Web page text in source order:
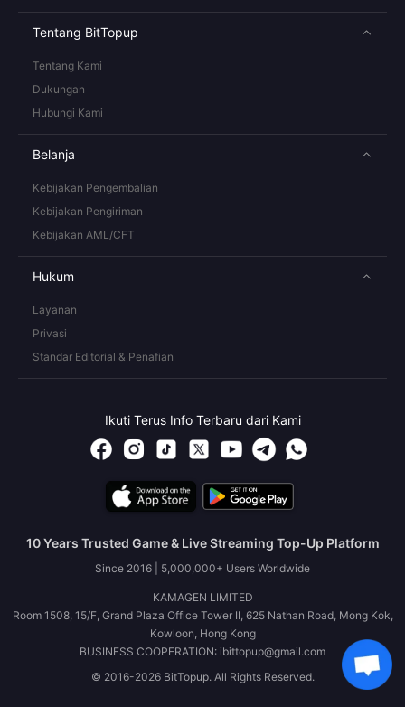
Tentang BitTopup
Tentang Kami
Dukungan
Hubungi Kami
Belanja
Kebijakan Pengembalian
Kebijakan Pengiriman
Kebijakan AML/CFT
Hukum
Layanan
Privasi
Standar Editorial & Penafian
Ikuti Terus Info Terbaru dari Kami
10 Years Trusted Game & Live Streaming Top-Up Platform
Since 2016 | 5,000,000+ Users Worldwide
KAMAGEN LIMITED
Room 1508, 15/F, Grand Plaza Office Tower II, 625 Nathan Road, Mong Kok,
Kowloon, Hong Kong
BUSINESS COOPERATION: ibittopup@gmail.com
© 2016-2026 BitTopup. All Rights Reserved.